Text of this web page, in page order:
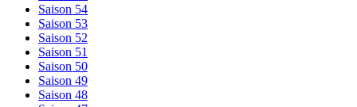
Saison 54
Saison 53
Saison 52
Saison 51
Saison 50
Saison 49
Saison 48